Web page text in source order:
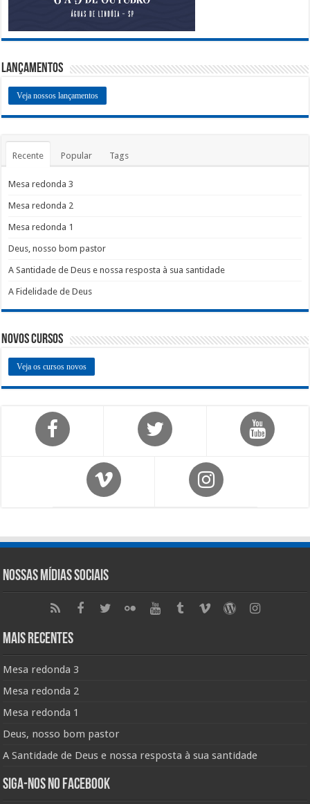
Lançamentos
Veja nossos lançamentos
Recente Popular Tags
Mesa redonda 3
Mesa redonda 2
Mesa redonda 1
Deus, nosso bom pastor
A Santidade de Deus e nossa resposta à sua santidade
A Fidelidade de Deus
Novos Cursos
Veja os cursos novos
Nossas Mídias Sociais
Mais Recentes
Mesa redonda 3
Mesa redonda 2
Mesa redonda 1
Deus, nosso bom pastor
A Santidade de Deus e nossa resposta à sua santidade
Siga-nos no Facebook